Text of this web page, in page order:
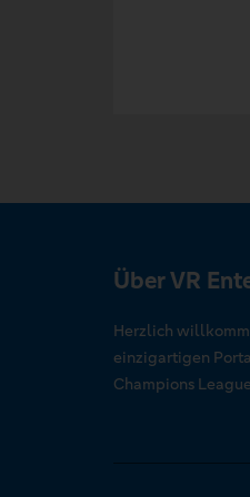
Über VR
Herzlich
einzigartigen
Champions